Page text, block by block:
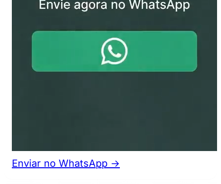
Enviar no WhatsApp →